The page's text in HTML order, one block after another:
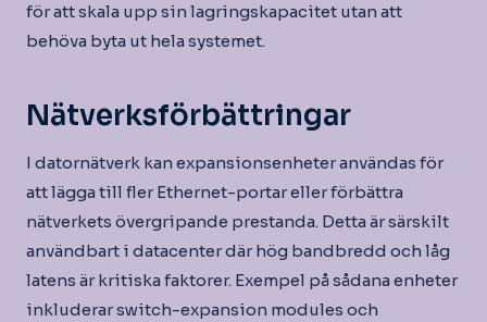
för att skala upp sin lagringskapacitet utan att
behöva byta ut hela systemet.
Nätverksförbättringar
I datornätverk kan expansionsenheter användas för
att lägga till fler Ethernet-portar eller förbättra
nätverkets övergripande prestanda. Detta är särskilt
användbart i datacenter där hög bandbredd och låg
latens är kritiska faktorer. Exempel på sådana enheter
inkluderar switch-expansion modules och